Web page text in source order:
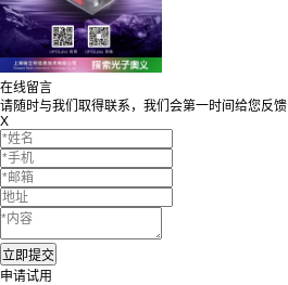
在线留言
请随时与我们取得联系，我们会第一时间给您反馈
X
申请试用